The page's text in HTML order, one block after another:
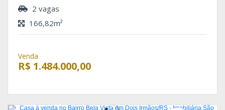
2 vagas
166,82m²
Venda
R$ 1.484.000,00